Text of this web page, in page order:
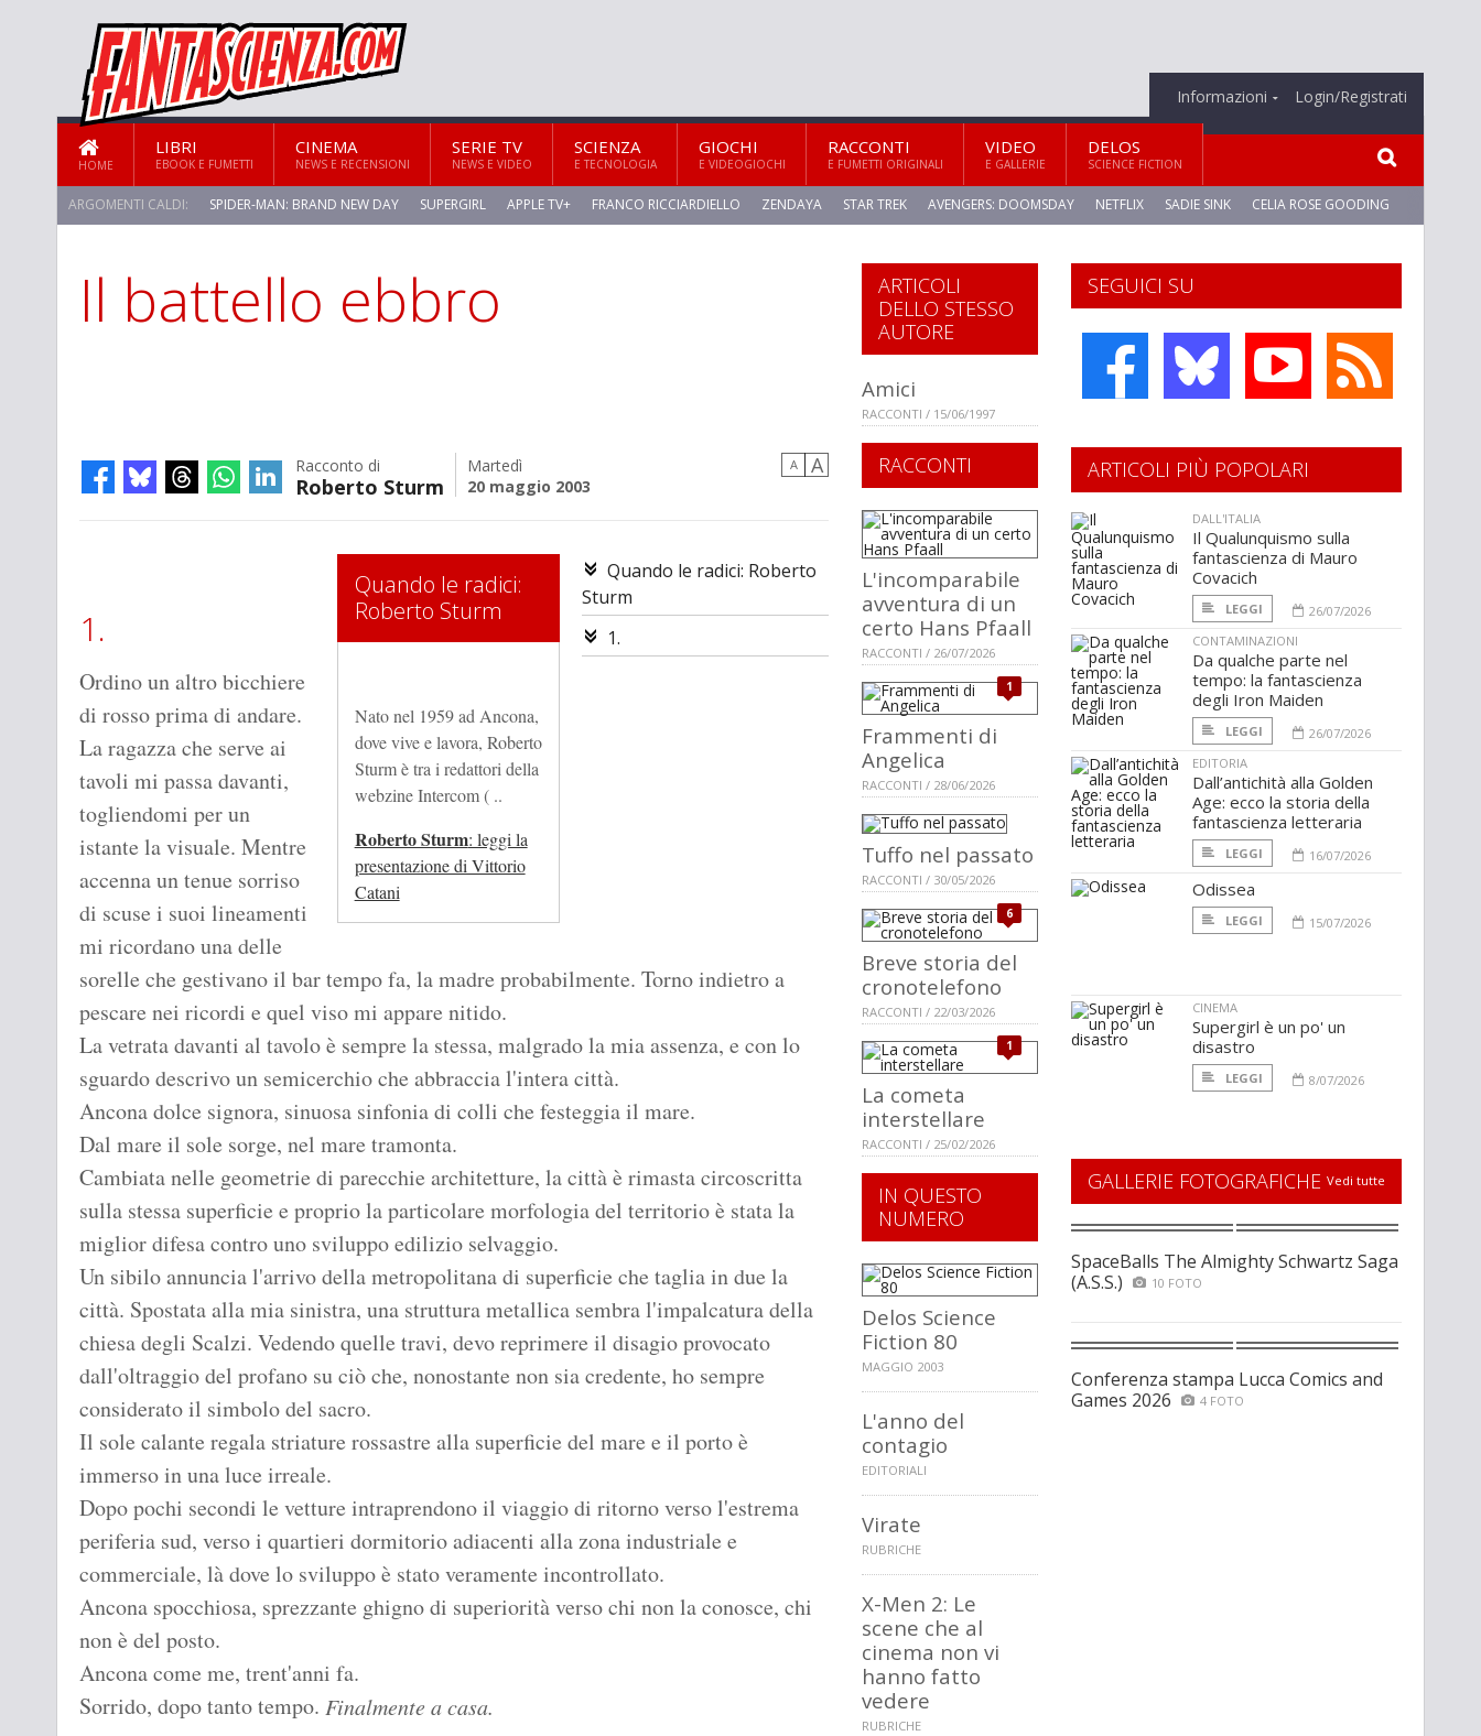
Informazioni Login/Registrati
HOME
LIBRI
EBOOK E FUMETTI
CINEMA
NEWS E RECENSIONI
SERIE TV
NEWS E VIDEO
SCIENZA
E TECNOLOGIA
GIOCHI
E VIDEOGIOCHI
RACCONTI
E FUMETTI ORIGINALI
VIDEO
E GALLERIE
DELOS
SCIENCE FICTION
ARGOMENTI CALDI: SPIDER-MAN: BRAND NEW DAY SUPERGIRL APPLE TV+ FRANCO RICCIARDIELLO ZENDAYA STAR TREK AVENGERS: DOOMSDAY NETFLIX SADIE SINK CELIA ROSE GOODING
Il battello ebbro
Racconto di
Roberto Sturm
Martedì
20 maggio 2003
A A
Quando le radici: Roberto
Sturm
1.
Quando le radici:
Roberto Sturm
Nato nel 1959 ad Ancona,
dove vive e lavora, Roberto
Sturm è tra i redattori della
webzine Intercom ( ..
Roberto Sturm: leggi la
presentazione di Vittorio
Catani
1.
Ordino un altro bicchiere
di rosso prima di andare.
La ragazza che serve ai
tavoli mi passa davanti,
togliendomi per un
istante la visuale. Mentre
accenna un tenue sorriso
di scuse i suoi lineamenti
mi ricordano una delle
sorelle che gestivano il bar tempo fa, la madre probabilmente. Torno indietro a
pescare nei ricordi e quel viso mi appare nitido.
La vetrata davanti al tavolo è sempre la stessa, malgrado la mia assenza, e con lo
sguardo descrivo un semicerchio che abbraccia l'intera città.
Ancona dolce signora, sinuosa sinfonia di colli che festeggia il mare.
Dal mare il sole sorge, nel mare tramonta.
Cambiata nelle geometrie di parecchie architetture, la città è rimasta circoscritta
sulla stessa superficie e proprio la particolare morfologia del territorio è stata la
miglior difesa contro uno sviluppo edilizio selvaggio.
Un sibilo annuncia l'arrivo della metropolitana di superficie che taglia in due la
città. Spostata alla mia sinistra, una struttura metallica sembra l'impalcatura della
chiesa degli Scalzi. Vedendo quelle travi, devo reprimere il disagio provocato
dall'oltraggio del profano su ciò che, nonostante non sia credente, ho sempre
considerato il simbolo del sacro.
Il sole calante regala striature rossastre alla superficie del mare e il porto è
immerso in una luce irreale.
Dopo pochi secondi le vetture intraprendono il viaggio di ritorno verso l'estrema
periferia sud, verso i quartieri dormitorio adiacenti alla zona industriale e
commerciale, là dove lo sviluppo è stato veramente incontrollato.
Ancona spocchiosa, sprezzante ghigno di superiorità verso chi non la conosce, chi
non è del posto.
Ancona come me, trent'anni fa.
Sorrido, dopo tanto tempo. Finalmente a casa.
SEGUICI SU
ARTICOLI
DELLO STESSO
AUTORE
Amici
RACCONTI / 15/06/1997
RACCONTI
L'incomparabile
avventura di un
certo Hans Pfaall
RACCONTI / 26/07/2026
1
Frammenti di
Angelica
RACCONTI / 28/06/2026
Tuffo nel passato
RACCONTI / 30/05/2026
6
Breve storia del
cronotelefono
RACCONTI / 22/03/2026
1
La cometa
interstellare
RACCONTI / 25/02/2026
IN QUESTO
NUMERO
Delos Science
Fiction 80
MAGGIO 2003
L'anno del
contagio
EDITORIALI
Virate
RUBRICHE
X-Men 2: Le
scene che al
cinema non vi
hanno fatto
vedere
RUBRICHE
ARTICOLI PIÙ POPOLARI
DALL'ITALIA
Il Qualunquismo sulla
fantascienza di Mauro
Covacich
LEGGI
26/07/2026
CONTAMINAZIONI
Da qualche parte nel
tempo: la fantascienza
degli Iron Maiden
LEGGI
26/07/2026
EDITORIA
Dall’antichità alla Golden
Age: ecco la storia della
fantascienza letteraria
LEGGI 16/07/2026
Odissea
LEGGI 15/07/2026
CINEMA
Supergirl è un po' un
disastro
LEGGI 8/07/2026
GALLERIE FOTOGRAFICHE Vedi tutte
SpaceBalls The Almighty Schwartz Saga
(A.S.S.)
10 FOTO
Conferenza stampa Lucca Comics and
Games 2026
4 FOTO